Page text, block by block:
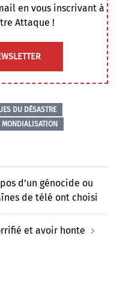
en vous inscrivant à
Attaque !
DU DÉSASTRE
MONDIALISATION
d’un génocide ou
de télé ont choisi
et avoir honte